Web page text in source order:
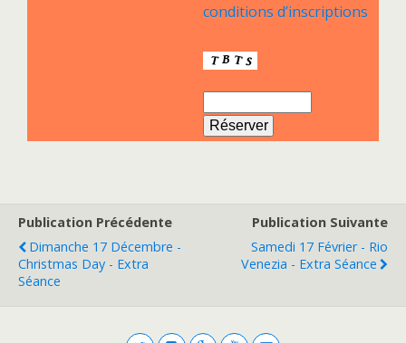
conditions d’inscriptions
Publication Précédente
Dimanche 17 Décembre -
Christmas Day - Extra
Séance
Publication Suivante
Samedi 17 Février - Rio
Venezia - Extra Séance